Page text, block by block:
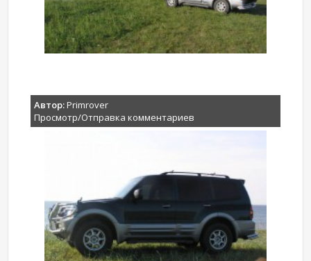
Автор:Primrover
Просмотр/Отправка комментариев